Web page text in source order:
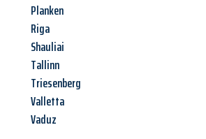
Planken
Riga
Shauliai
Tallinn
Triesenberg
Valletta
Vaduz